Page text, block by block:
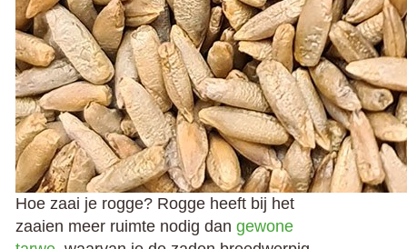
Hoe zaai je rogge? Rogge heeft bij het
zaaien meer ruimte nodig dan gewone